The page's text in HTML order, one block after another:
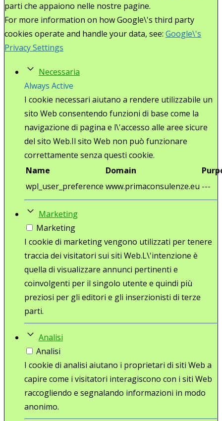
parti che appaiono nelle nostre pagine.
For more information on how Google\'s third party
cookies operate and handle your data, see: Google\'s
Privacy Settings
Necessaria
Always Active
I cookie necessari aiutano a rendere utilizzabile un
sito Web consentendo funzioni di base come la
navigazione di pagina e l\'accesso alle aree sicure
del sito Web.Il sito Web non può funzionare
correttamente senza questi cookie.
Name
Domain
wpl_user_preference www.primaconsulenze.eu ---
Marketing
Marketing
I cookie di marketing vengono utilizzati per tenere
traccia dei visitatori sui siti Web.L\'intenzione è
quella di visualizzare annunci pertinenti e
coinvolgenti per il singolo utente e quindi più
preziosi per gli editori e gli inserzionisti di terze
parti.
Analisi
Analisi
I cookie di analisi aiutano i proprietari di siti Web a
capire come i visitatori interagiscono con i siti Web
raccogliendo e segnalando informazioni in modo
anonimo.